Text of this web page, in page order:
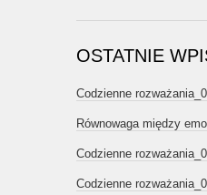
OSTATNIE
Codzienne
Równowaga między
Codzienne
Codzienne